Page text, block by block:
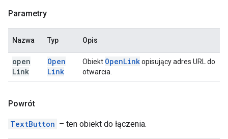
Parametry
Nazwa Typ Opis
open
Link
Open
Link
Obiekt OpenLinkopisujący adres URL do
otwarcia.
Powrót
TextButton – ten obiekt do łączenia.